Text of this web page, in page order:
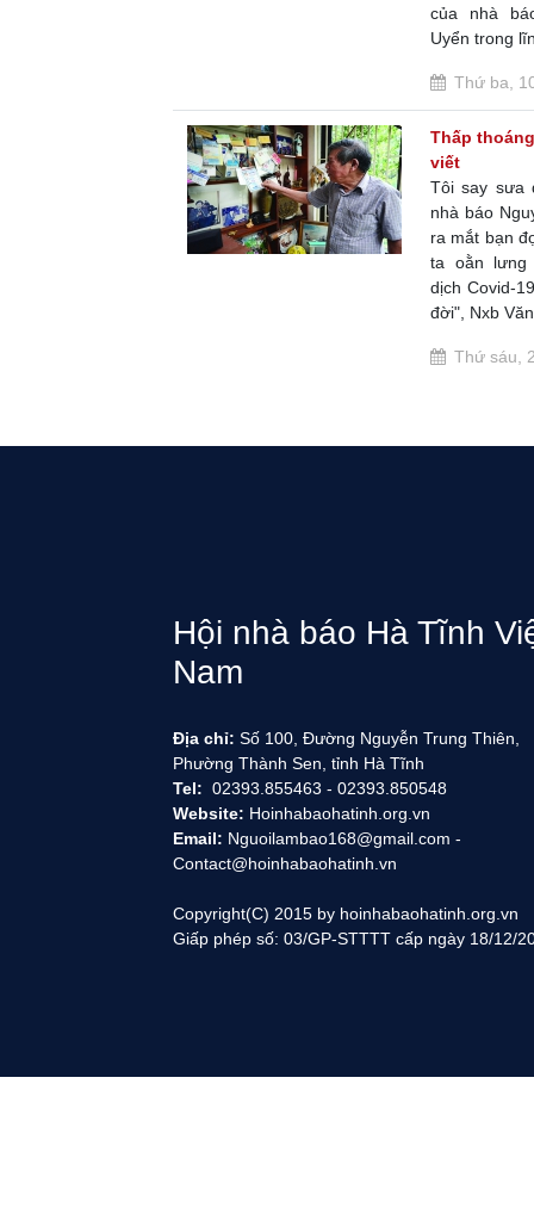
của nhà
Uyển trong
Thứ ba,
Thấp
viết
Tôi say sưa
nhà báo
ra mắt bạn
ta oằn lưng
dịch Covid-
đời", Nxb
Thứ sáu,
Hội nhà báo Hà Tĩnh
Nam
Địa chỉ: Số 100, Đường Nguyễn Trung Thiên,
Phường Thành Sen, tỉnh Hà Tĩnh
Tel: 02393.855463 - 02393.850548
Website: Hoinhabaohatinh.org.vn
Email: Nguoilambao168@gmail.com -
Contact@hoinhabaohatinh.vn
Copyright(C) 2015 by hoinhabaohatinh.org.vn
Giấp phép số: 03/GP-STTTT cấp ngày 18/12/